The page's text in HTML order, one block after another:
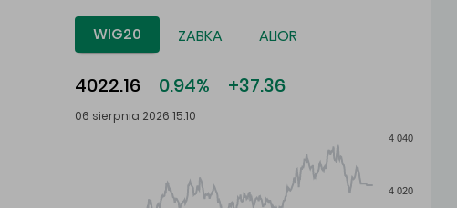
WIG20 ZABKA ALIOR
4022.16 0.94% +37.36
06 sierpnia 2026 15:10
4 020
4 040